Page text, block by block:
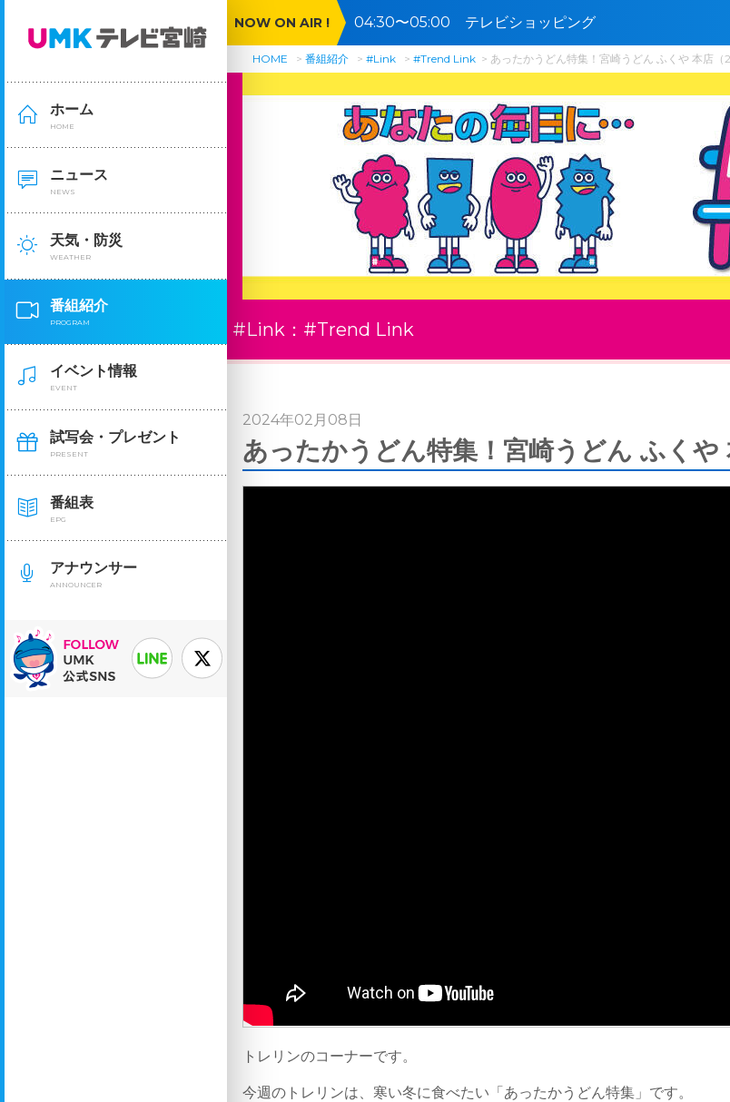
ホーム
HOME
ニュース
NEWS
天気・防災
WEATHER
番組紹介
PROGRAM
イベント情報
EVENT
試写会・プレゼント
PRESENT
番組表
EPG
アナウンサー
ANNOUNCER
NOW ON AIR ! 04:30〜05:00 テレビショッピング
HOME 番組紹介 #Link #Trend Link あったかうどん特集！宮崎うどん ふくや 本店
#Link： #Trend Link
2024年02月08日
あったかうどん特集！宮崎うどん ふくや
トレリンのコーナーです。
今週のトレリンは、寒い冬に食べたい「あったかうどん特集」です。